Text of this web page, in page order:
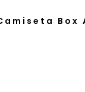
Box